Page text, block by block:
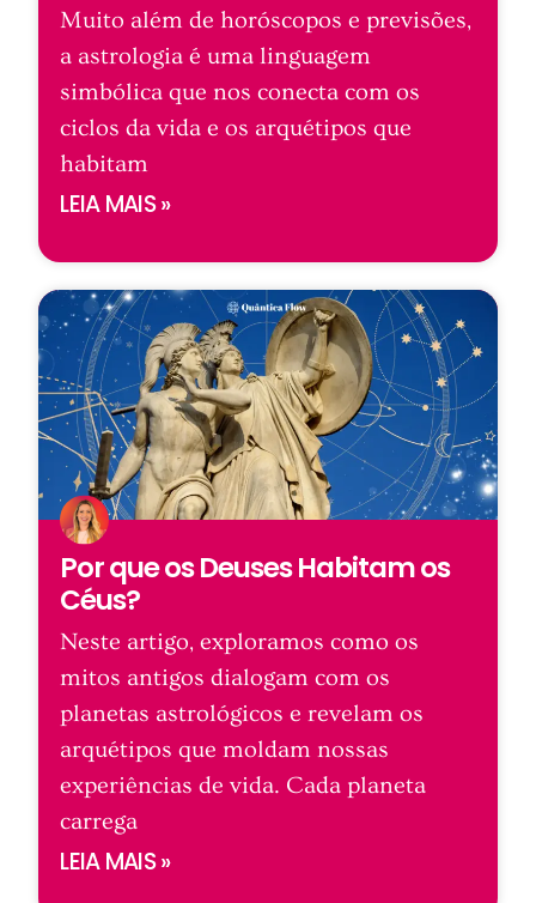
Muito além de horóscopos e previsões,
a astrologia é uma linguagem
simbólica que nos conecta com os
ciclos da vida e os arquétipos que
habitam
LEIA MAIS »
Por que os Deuses Habitam os
Céus?
Neste artigo, exploramos como os
mitos antigos dialogam com os
planetas astrológicos e revelam os
arquétipos que moldam nossas
experiências de vida. Cada planeta
carrega
LEIA MAIS »